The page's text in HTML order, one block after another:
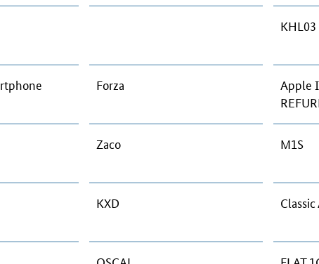
KHL03
Forza
Apple
Zaco M1S
KXD